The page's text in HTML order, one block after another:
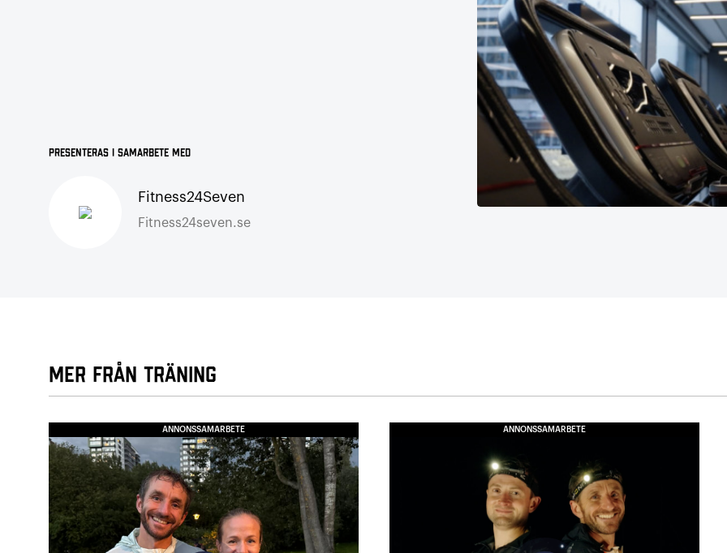
Presenteras i samarbete med
Fitness24Seven
Fitness24seven.se
Mer från Träning
ANNONSSAMARBETE ANNONSSAMARBETE